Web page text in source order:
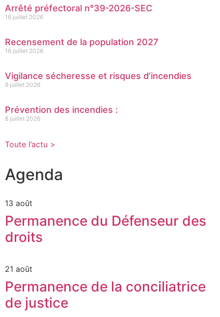
Arrêté préfectoral n°39-2026-SEC
16 juillet 2026
Recensement de la population 2027
16 juillet 2026
Vigilance sécheresse et risques d’incendies
9 juillet 2026
Prévention des incendies :
8 juillet 2026
Toute l’actu >
Agenda
13 août
Permanence du Défenseur des
droits
21 août
Permanence de la conciliatrice
de justice